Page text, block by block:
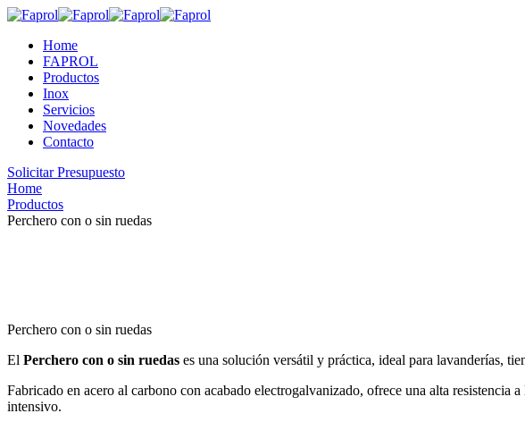
Home
FAPROL
Productos
Inox
Servicios
Novedades
Contacto
Solicitar Presupuesto
Home
Productos
Perchero con o sin ruedas
Perchero con o sin ruedas
El Perchero con o sin ruedas es una solución versátil y práctica, ideal para lavanderías,
Fabricado en acero al carbono con acabado electrogalvanizado, ofrece una alta
intensivo.